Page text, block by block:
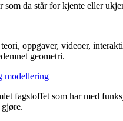
som da står for kjente eller
oppgaver, videoer,
geometri.
modellering
fagstoffet som har med